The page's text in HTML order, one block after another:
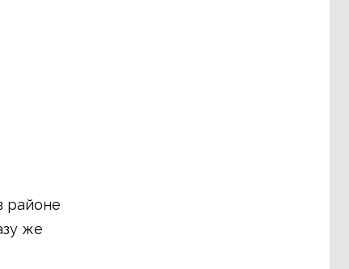
районе
же